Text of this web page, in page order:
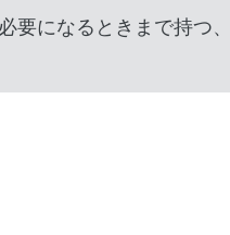
要になるときまで持つ